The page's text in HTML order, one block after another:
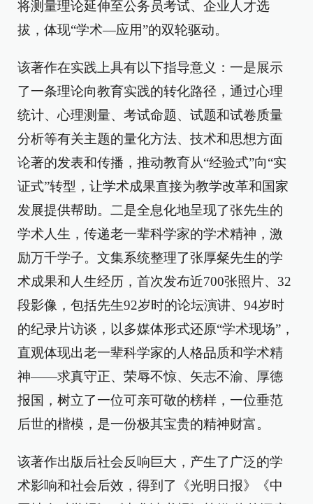
将测量理论延伸至公务员考试、企业人才选
拔，体现“学术—应用”的双轮驱动。
该著作在实践上具有以下指导意义：一是展示
了一条理论向教育实践的转化路径，通过心理
统计、心理测量、考试命题、试题和试卷质量
分析等有关主题的量化方法、技术和思想方面
论著的发表和传播，推动教育从“经验式”向“实
证式”转型，让学术成果直接为教学改革和国家
发展提供帮助。二是全息化地呈现了张先生的
学术人生，传递老一辈科学家的学术精神，激
励万千学子。文集系统整理了张厚粲先生的学
术成果和人生经历，首次发布近700张照片、32
段影像，包括先生92岁时的论坛演讲、94岁时
的纪录片访谈，以多媒体形式还原“学术现场”，
直观体现出老一辈科学家的人格品质和学术精
神——求真守正、荣辱不惊、矢志不渝、厚德
报国，树立了一位可亲可敬的榜样，一位垂范
后世的楷模，是一份极其宝贵的精神财富。
该著作出版后社会反响巨大，产生了广泛的学
术影响和社会后效，得到了《光明日报》《中